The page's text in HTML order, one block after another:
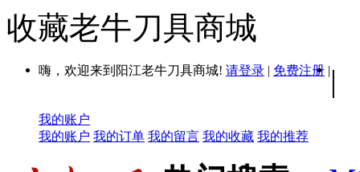
收藏老牛刀具商城
嗨，欢迎来到阳江老牛刀具商城! 请登录 | 免费注册 | |
我的账户
我的账户 我的订单 我的留言 我的收藏 我的推荐